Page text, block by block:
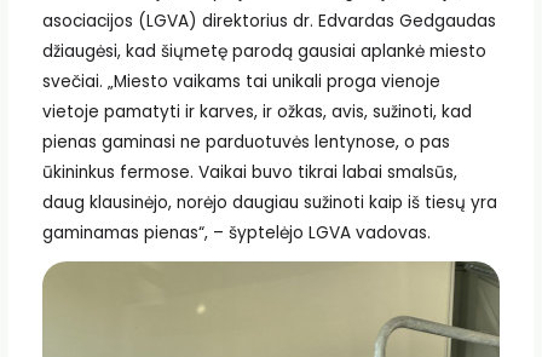
asociacijos (LGVA) direktorius dr. Edvardas Gedgaudas
džiaugėsi, kad šiųmetę parodą gausiai aplankė miesto
svečiai. „Miesto vaikams tai unikali proga vienoje
vietoje pamatyti ir karves, ir ožkas, avis, sužinoti, kad
pienas gaminasi ne parduotuvės lentynose, o pas
ūkininkus fermose. Vaikai buvo tikrai labai smalsūs,
daug klausinėjo, norėjo daugiau sužinoti kaip iš tiesų yra
gaminamas pienas“, – šyptelėjo LGVA vadovas.